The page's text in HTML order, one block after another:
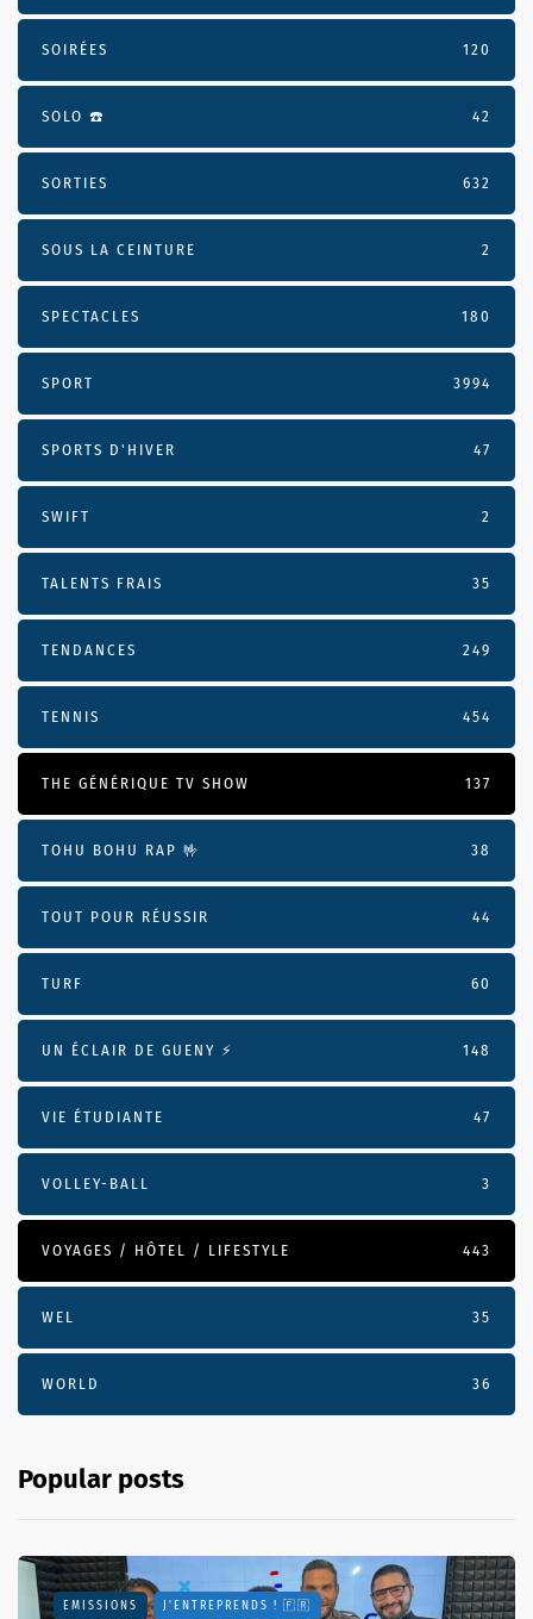
SOIRÉES 120
SOLO ☎️ 42
SORTIES 632
SOUS LA CEINTURE 2
SPECTACLES 180
SPORT 3994
SPORTS D'HIVER 47
SWIFT 2
TALENTS FRAIS 35
TENDANCES 249
TENNIS 454
THE GÉNÉRIQUE TV SHOW 137
TOHU BOHU RAP 🤟 38
TOUT POUR RÉUSSIR 44
TURF 60
UN ÉCLAIR DE GUENY ⚡️ 148
VIE ÉTUDIANTE 47
VOLLEY-BALL 3
VOYAGES / HÔTEL / LIFESTYLE 443
WEL 35
WORLD 36
Popular posts
EMISSIONS J'ENTREPRENDS ! 🇫🇷